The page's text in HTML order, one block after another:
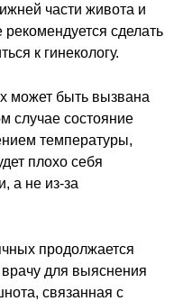
части живота и
сделать
к гинекологу.
может быть вызвана
случае состояние
температуры,
плохо себя
а не из-за
продолжается
врачу для выяснения
связанная с